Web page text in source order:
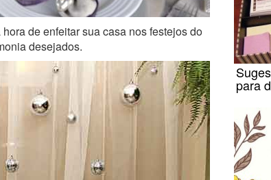
de enfeitar sua casa nos festejos do
desejados.
para